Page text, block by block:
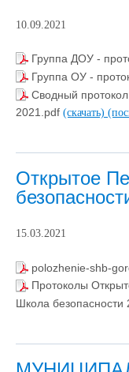
10.09.2021
Группа ДОУ -
Группа ОУ -
Сводный
2021.pdf (скачать)
Открытое
15.03.2021
polozhenie-shb-
Протоколы
Школа безопасности